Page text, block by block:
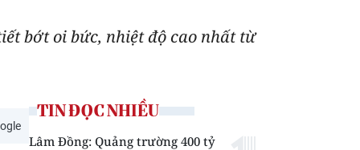
bớt oi bức, nhiệt độ cao nhất từ
TIN ĐỌC NHIỀU
Lâm Đồng: Quảng trường 400 tỷ